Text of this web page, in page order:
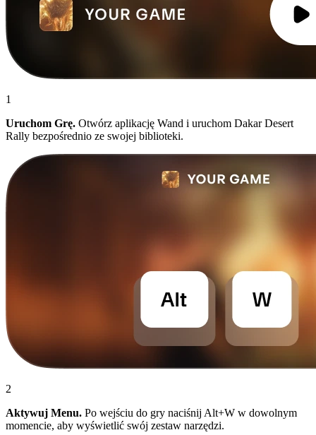
1
Uruchom Grę. Otwórz aplikację Wand i uruchom Dakar Desert
Rally bezpośrednio ze swojej biblioteki.
2
Aktywuj Menu. Po wejściu do gry naciśnij Alt+W w dowolnym
momencie, aby wyświetlić swój zestaw narzędzi.